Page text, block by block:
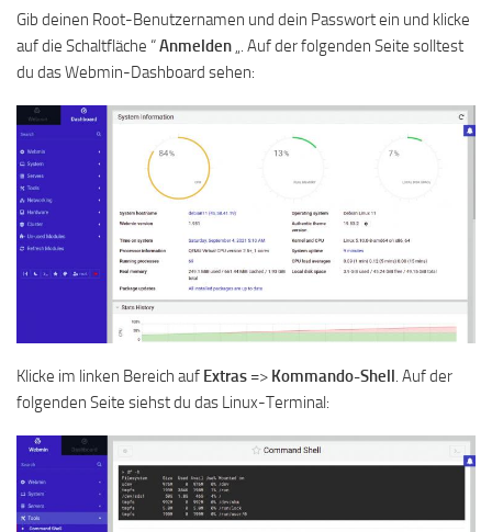
Gib deinen Root-Benutzernamen und dein Passwort ein und klicke
auf die Schaltfläche “Anmelden „. Auf der folgenden Seite solltest
du das Webmin-Dashboard sehen:
Klicke im linken Bereich auf Extras => Kommando-Shell. Auf der
folgenden Seite siehst du das Linux-Terminal: